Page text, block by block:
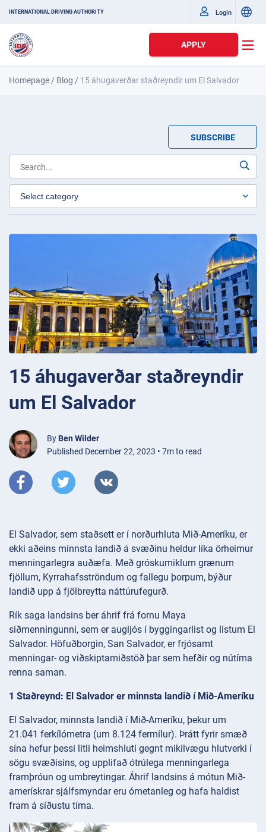
INTERNATIONAL DRIVING AUTHORITY Login
APPLY
Homepage / Blog / 15 áhugaverðar staðreyndir um El Salvador
SUBSCRIBE
15 áhugaverðar staðreyndir
um El Salvador
By Ben Wilder
Published December 22, 2023 • 7m to read
El Salvador, sem staðsett er í norðurhluta Mið-Ameríku, er
ekki aðeins minnsta landið á svæðinu heldur líka örheimur
menningarlegra auðæfa. Með gróskumiklum grænum
fjöllum, Kyrrahafsströndum og fallegu þorpum, býður
landið upp á fjölbreytta náttúrufegurð.
Rík saga landsins ber áhrif frá fornu Maya
siðmenningunni, sem er augljós í byggingarlist og listum El
Salvador. Höfuðborgin, San Salvador, er frjósamt
menningar- og viðskiptamiðstöð þar sem hefðir og nútíma
renna saman.
1 Staðreynd: El Salvador er minnsta landið í Mið-Ameríku
El Salvador, minnsta landið í Mið-Ameríku, þekur um
21.041 ferkílómetra (um 8.124 fermílur). Þrátt fyrir smæð
sína hefur þessi litli heimshluti gegnt mikilvægu hlutverki í
sögu svæðisins, og upplifað ótrúlega menningarlega
framþróun og umbreytingar. Áhrif landsins á mótun Mið-
amerískrar sjálfsmyndar eru ómetanleg og hafa haldist
fram á síðustu tíma.